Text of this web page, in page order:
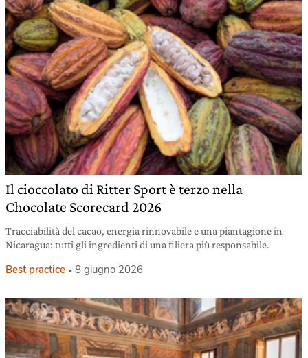
Il cioccolato di Ritter Sport è terzo nella
Chocolate Scorecard 2026
Tracciabilità del cacao, energia rinnovabile e una piantagione in
Nicaragua: tutti gli ingredienti di una filiera più responsabile.
Best practice 8 giugno 2026